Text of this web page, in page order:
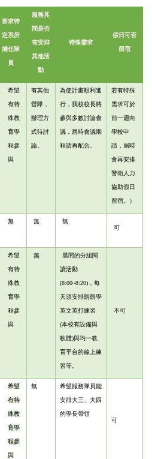
要求特
定系所
擔任隊
員
服務其
間是否
有安排
其他活
動
特殊需求
假日可否
留宿
希望
有特
殊教
育學
程參
與
有其他
營隊，
辦理方
式待討
論。
為使計畫順利進
行，我校校長將
參與多數討論會
議，屆時會議期
程請再配合。
若有特殊
需求可於
前一週向
學校申
請，屆時
會再安排
警衛人力
協助假日
留宿。 ）
無 無
無
可
希望
有特
殊教
育學
程參
與
無 晨間的分組閱
讀活動
(8:00~8:20)，每
天須安排朗朗學
英文英打練習
(本校有設備與
軟體)與均一教
育平台的線上練
習等。
不可
希望
有特
殊教
育學
程參
與
無 希望服務隊員能
安排大三、大四
的學長帶領
可